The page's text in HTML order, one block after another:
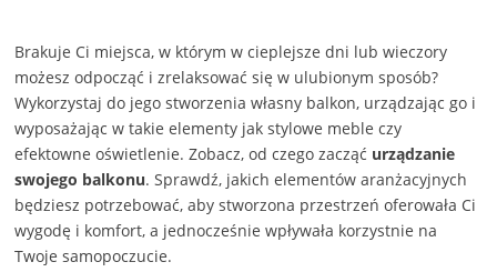
Brakuje Ci miejsca, w którym w cieplejsze dni lub wieczory
możesz odpocząć i zrelaksować się w ulubionym sposób?
Wykorzystaj do jego stworzenia własny balkon, urządzając go i
wyposażając w takie elementy jak stylowe meble czy
efektowne oświetlenie. Zobacz, od czego zacząć urządzanie
swojego balkonu. Sprawdź, jakich elementów aranżacyjnych
będziesz potrzebować, aby stworzona przestrzeń oferowała Ci
wygodę i komfort, a jednocześnie wpływała korzystnie na
Twoje samopoczucie.